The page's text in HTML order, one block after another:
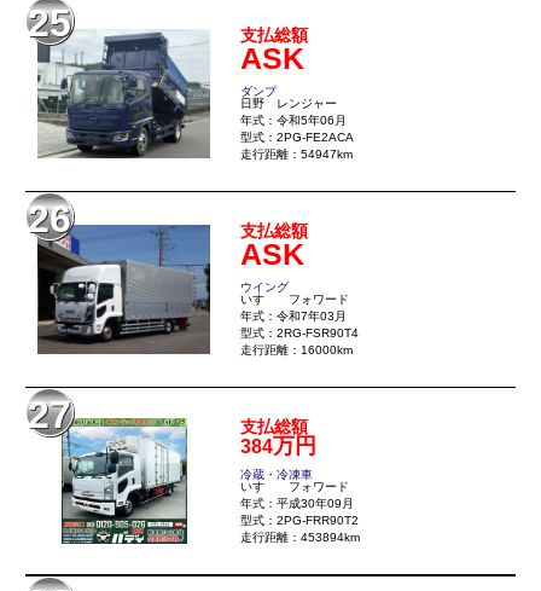
25 支払総額
ASK
ダンプ
日野 レンジャー
年式：令和5年06月
型式：2PG-FE2ACA
走行距離：54947km
26 支払総額
ASK
ウイング
いすゞ フォワード
年式：令和7年03月
型式：2RG-FSR90T4
走行距離：16000km
27 支払総額
384万円
冷蔵・冷凍車
いすゞ フォワード
年式：平成30年09月
型式：2PG-FRR90T2
走行距離：453894km